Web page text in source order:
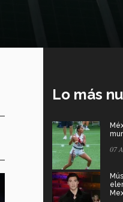
Lo más
07